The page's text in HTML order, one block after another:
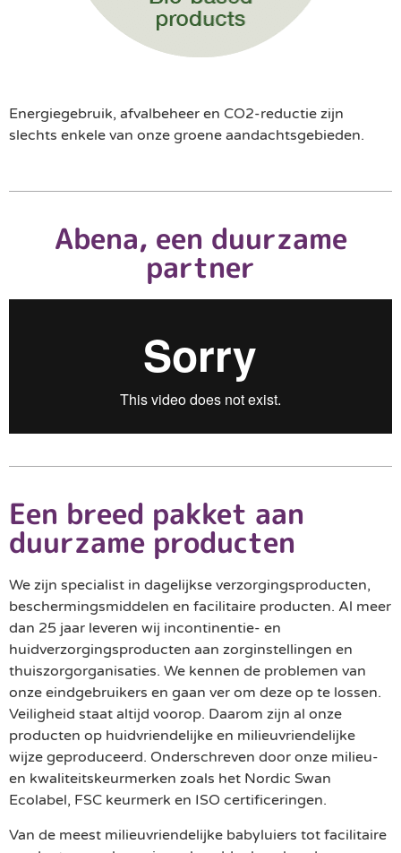
Energiegebruik, afvalbeheer en CO2-reductie zijn
slechts enkele van onze groene aandachtsgebieden.
Abena, een duurzame
partner
Een breed pakket aan
duurzame producten
We zijn specialist in dagelijkse verzorgingsproducten,
beschermingsmiddelen en facilitaire producten. Al meer
dan 25 jaar leveren wij incontinentie- en
huidverzorgingsproducten aan zorginstellingen en
thuiszorgorganisaties. We kennen de problemen van
onze eindgebruikers en gaan ver om deze op te lossen.
Veiligheid staat altijd voorop. Daarom zijn al onze
producten op huidvriendelijke en milieuvriendelijke
wijze geproduceerd. Onderschreven door onze milieu-
en kwaliteitskeurmerken zoals het Nordic Swan
Ecolabel, FSC keurmerk en ISO certificeringen.
Van de meest milieuvriendelijke babyluiers tot facilitaire